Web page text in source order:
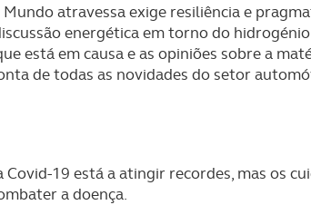
atravessa exige resiliência e
energética em torno do
está em causa e as opiniões sobre a
de todas as novidades do setor
19 está a atingir recordes, mas os
a doença.